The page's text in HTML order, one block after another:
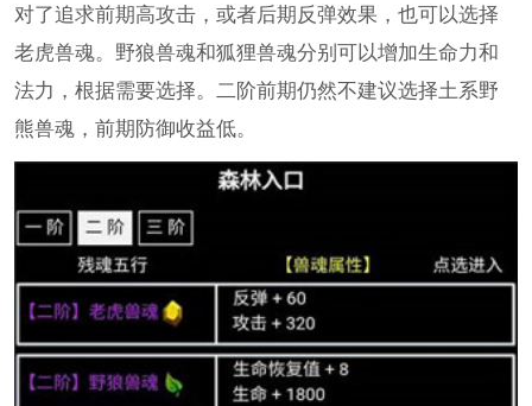
对了追求前期高攻击，或者后期反弹效果，也可以选择
老虎兽魂。野狼兽魂和狐狸兽魂分别可以增加生命力和
法力，根据需要选择。二阶前期仍然不建议选择土系野
熊兽魂，前期防御收益低。